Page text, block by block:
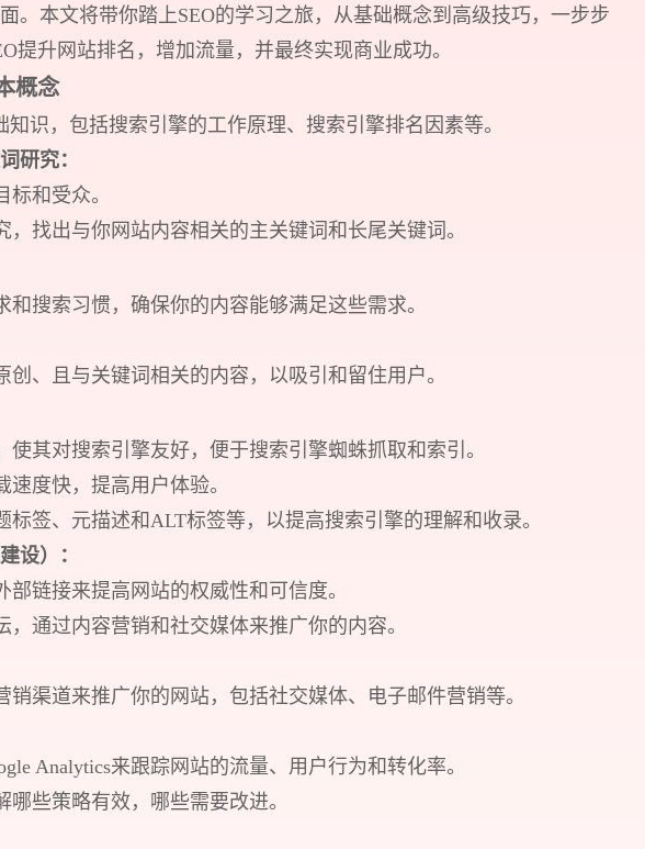
预约我们的数字化专家
我们将为您提供量身定制的个性化服务，包括竞品观察，行业
。本文将带你踏上SEO的学习之旅，从基础概念到高级技巧，一步步
提升网站排名，增加流量，并最终实现商业成功。
概念
知识，包括搜索引擎的工作原理、搜索引擎排名因素等。
研究：
和受众。
，找出与你网站内容相关的主关键词和长尾关键词。
和搜索习惯，确保你的内容能够满足这些需求。
创、且与关键词相关的内容，以吸引和留住用户。
使其对搜索引擎友好，便于搜索引擎蜘蛛抓取和索引。
速度快，提高用户体验。
标签、元描述和ALT标签等，以提高搜索引擎的理解和收录。
设）：
部链接来提高网站的权威性和可信度。
，通过内容营销和社交媒体来推广你的内容。
销渠道来推广你的网站，包括社交媒体、电子邮件营销等。
Analytics来跟踪网站的流量、用户行为和转化率。
哪些策略有效，哪些需要改进。